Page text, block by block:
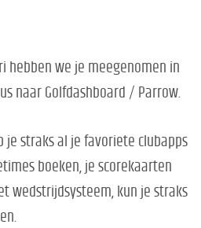
hebben we je meegenomen in
naar Golfdashboard / Parrow.
je straks al je favoriete clubapps
boeken, je scorekaarten
wedstrijdsysteem, kun je straks